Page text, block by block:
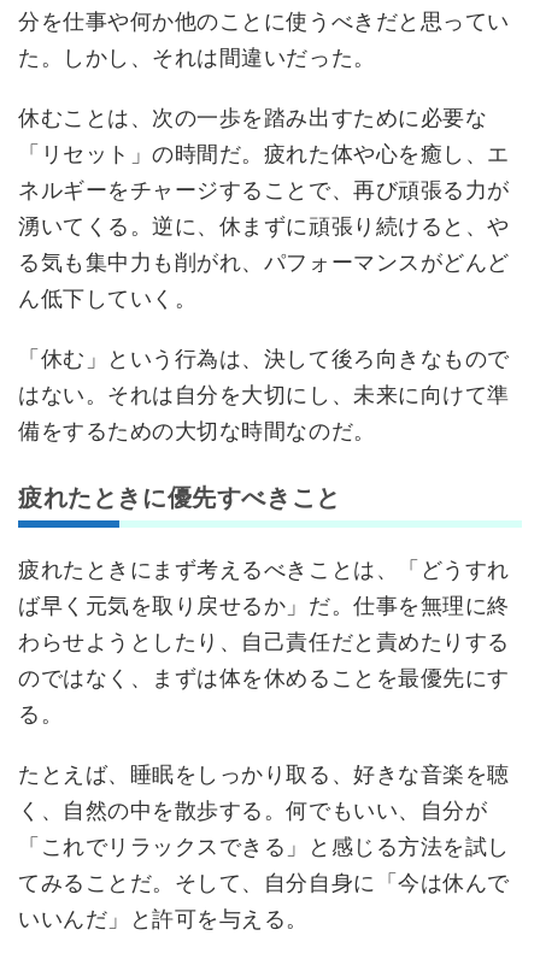
分を仕事や何か他のことに使うべきだと思ってい
た。しかし、それは間違いだった。
休むことは、次の一歩を踏み出すために必要な
「リセット」の時間だ。疲れた体や心を癒し、エ
ネルギーをチャージすることで、再び頑張る力が
湧いてくる。逆に、休まずに頑張り続けると、や
る気も集中力も削がれ、パフォーマンスがどんど
ん低下していく。
「休む」という行為は、決して後ろ向きなもので
はない。それは自分を大切にし、未来に向けて準
備をするための大切な時間なのだ。
疲れたときに優先すべきこと
疲れたときにまず考えるべきことは、「どうすれ
ば早く元気を取り戻せるか」だ。仕事を無理に終
わらせようとしたり、自己責任だと責めたりする
のではなく、まずは体を休めることを最優先にす
る。
たとえば、睡眠をしっかり取る、好きな音楽を聴
く、自然の中を散歩する。何でもいい、自分が
「これでリラックスできる」と感じる方法を試し
てみることだ。そして、自分自身に「今は休んで
いいんだ」と許可を与える。